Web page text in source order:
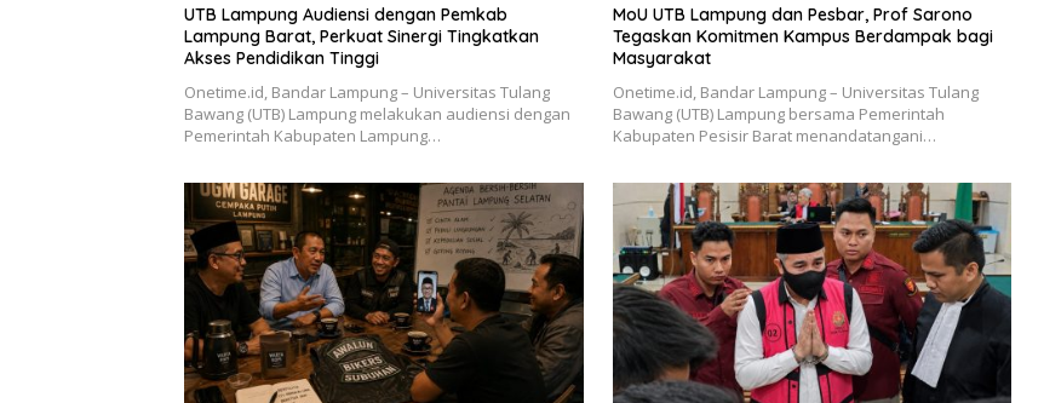
UTB Lampung Audiensi dengan Pemkab
Lampung Barat, Perkuat Sinergi Tingkatkan
Akses Pendidikan Tinggi
Onetime.id, Bandar Lampung – Universitas Tulang
Bawang (UTB) Lampung melakukan audiensi dengan
Pemerintah Kabupaten Lampung…
MoU UTB Lampung dan Pesbar, Prof Sarono
Tegaskan Komitmen Kampus Berdampak bagi
Masyarakat
Onetime.id, Bandar Lampung – Universitas Tulang
Bawang (UTB) Lampung bersama Pemerintah
Kabupaten Pesisir Barat menandatangani…